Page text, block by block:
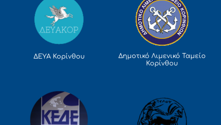
ΔΕΥΑ Κορίνθου
Δημοτικό Λιμενικό Ταμείο
Κορίνθου